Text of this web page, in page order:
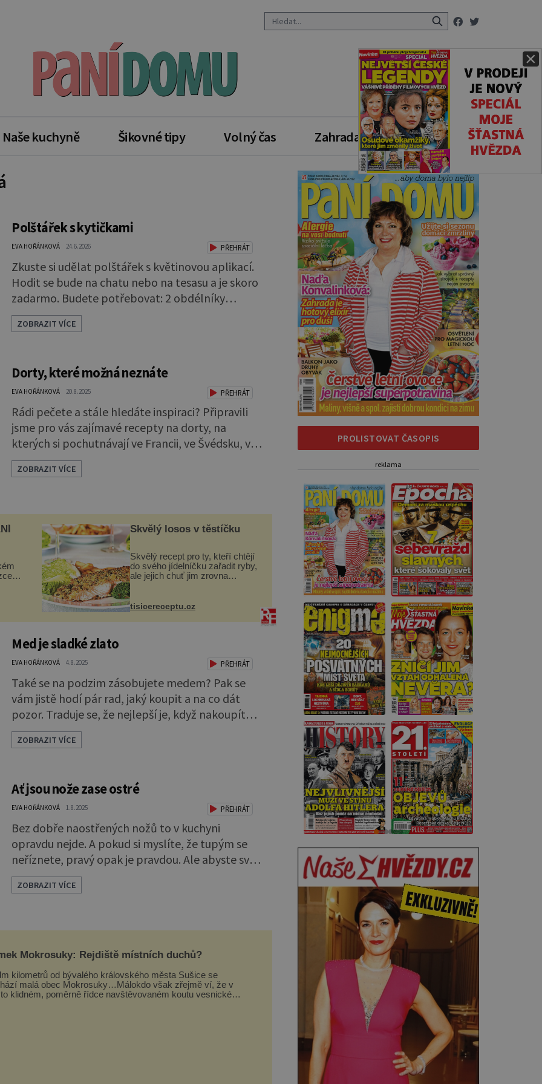
×
Naše kuchyně Šikovné tipy Volný čas Zahrada Zdravý styl
Polštářek s kytičkami
EVA HOŘÁNKOVÁ 24.6.2026 PŘEHRÁT
Zkuste si udělat polštářek s květinovou aplikací.
Hodit se bude na chatu nebo na tesasu a je skoro
zadarmo. Budete potřebovat: 2 obdélníky
bavlněného plátna (40x40 a 60x50), zip,
odstřižky barevných filců (dostanete v kutilských
květů), ostré nůžky. Pokud povlak na polštář
šijeme, začneme tím, že m
ZOBRAZIT VÍCE
Dorty, které možná neznáte
EVA HOŘÁNKOVÁ 20.8.2025 PŘEHRÁT
Rádi pečete a stále hledáte inspiraci? Připravili
jsme pro vás zajímavé recepty na dorty, na
kterých si pochutnávají ve Francii, ve Švédsku, v
USA a v Norsku. Opera Na těsto: 1 hrnek
mandlové mouky, ¾ šálku cukrářského cukru, ¼
rozpuštěného másla Kávový sirup: 1 lžíce
instantního prášku na espresso, 5 lžic t
ZOBRAZIT VÍCE
Skvělý losos v těstíčku
Skvělý recept pro ty, kteří chtějí
do svého jídelníčku zařadit ryby,
ale jejich chuť jim zrovna
tomto případě si na to nikdo ani
nevzpomene. Ingredienc...
tisicereceptu.cz
Med je sladké zlato
EVA HOŘÁNKOVÁ 4.8.2025 PŘEHRÁT
Také se na podzim zásobujete medem? Pak se
vám jistě hodí pár rad, jaký koupit a na co dát
pozor. Traduje se, že nejlepší je, když nakoupíte
přímo od včelaře. Samozřejmě to nemusí platit
vždy. Takže je dobré se ptát na zkušenosti
na web najdisivcelare.cz, kde si vyberete určitě.
Med většinou bývá kvalitně
ZOBRAZIT VÍCE
Ať jsou nože zase ostré
EVA HOŘÁNKOVÁ 1.8.2025 PŘEHRÁT
Bez dobře naostřených nožů to v kuchyni
opravdu nejde. A pokud si myslíte, že tupým se
neříznete, pravý opak je pravdou. Ale abyste své
nože konečně dostali do kondice, budete
potřebovat brousek. Samozřejmě někdy je lepší
jak kvalitní máte nože, protože když
ZOBRAZIT VÍCE
Mokrosuky: Rejdiště místních duchů?
kilometrů od bývalého královského města Sušice se
malá obec Mokrosuky…Málokdo však zřejmě ví, že v
klidném, poměrně řídce navštěvovaném koutu vesnické
PROLISTOVAT ČASOPIS
reklama